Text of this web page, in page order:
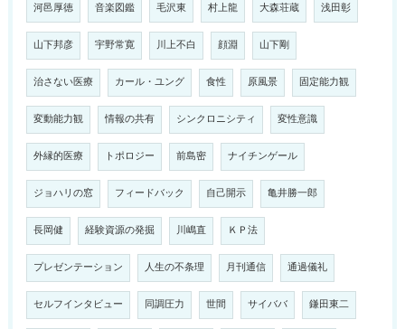
河邑厚徳 音楽図鑑 毛沢東 村上龍 大森荘蔵 浅田彰
山下邦彦 宇野常寛 川上不白 顔淵 山下剛
治さない医療 カール・ユング 食性 原風景 固定能力観
変動能力観 情報の共有 シンクロニシティ 変性意識
外縁的医療 トポロジー 前島密 ナイチンゲール
ジョハリの窓 フィードバック 自己開示 亀井勝一郎
長岡健 経験資源の発掘 川嶋直 ＫＰ法
プレゼンテーション 人生の不条理 月刊通信 通過儀礼
セルフインタビュー 同調圧力 世間 サイババ 鎌田東二